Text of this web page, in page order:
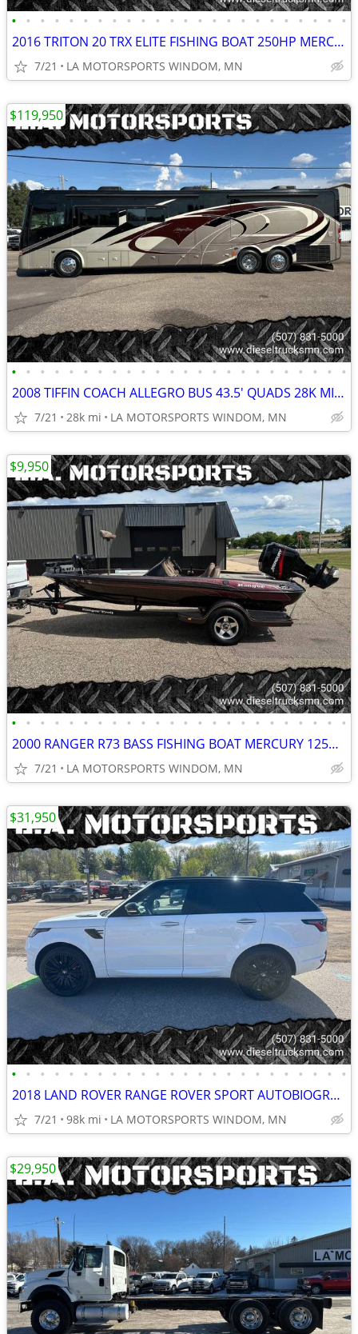
• • • • • • • • • • • • • • • • • • • • • • • •
2016 TRITON 20 TRX ELITE FISHING BOAT 250HP MERC PRO XS DUAL CONSOLE
7/21 LA MOTORSPORTS WINDOM, MN
• • • • • • • • • • • • • • • • • • • • • • • •
2008 TIFFIN COACH ALLEGRO BUS 43.5' QUADS 28K MILES 8.9 CUMMINS 425HP
7/21 28k mi LA MOTORSPORTS WINDOM, MN
$119,950
• • • • • • • • • • • • • • • • • • • • • • • •
2000 RANGER R73 BASS FISHING BOAT MERCURY 125HP 2 STROKE
7/21 LA MOTORSPORTS WINDOM, MN
$9,950
• • • • • • • • • • • • • • • • • • • • • • • •
2018 LAND ROVER RANGE ROVER SPORT AUTOBIOGRAPHY DYNAMIC SUV 96K MILES
7/21 98k mi LA MOTORSPORTS WINDOM, MN
$31,950
$29,950